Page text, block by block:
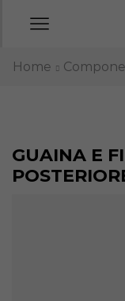
Home
GUAINA E